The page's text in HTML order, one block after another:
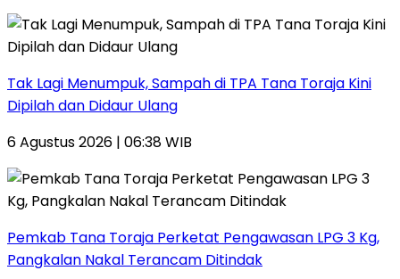
Tak Lagi Menumpuk, Sampah di TPA Tana Toraja Kini
Dipilah dan Didaur Ulang
6 Agustus 2026 | 06:38 WIB
Pemkab Tana Toraja Perketat Pengawasan LPG 3 Kg,
Pangkalan Nakal Terancam Ditindak